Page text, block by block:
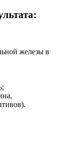
железы в